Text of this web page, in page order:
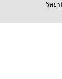
วิทยา